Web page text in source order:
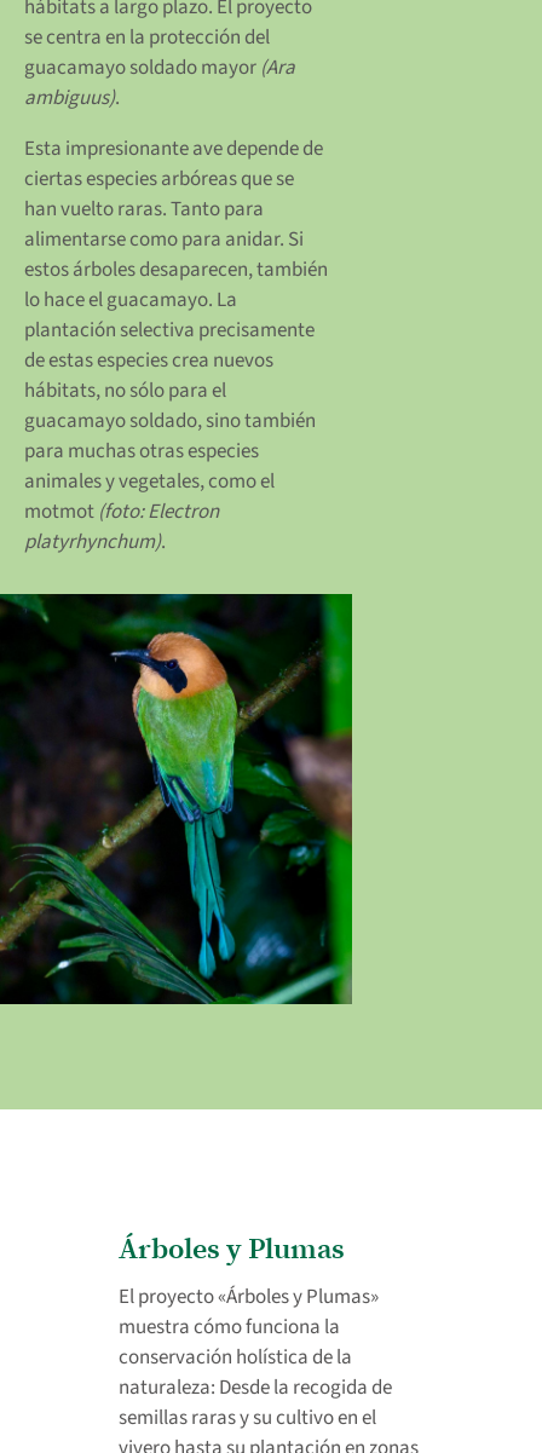
hábitats a largo plazo. El proyecto
se centra en la protección del
guacamayo soldado mayor (Ara
ambiguus).
Esta impresionante ave depende de
ciertas especies arbóreas que se
han vuelto raras. Tanto para
alimentarse como para anidar. Si
estos árboles desaparecen, también
lo hace el guacamayo. La
plantación selectiva precisamente
de estas especies crea nuevos
hábitats, no sólo para el
guacamayo soldado, sino también
para muchas otras especies
animales y vegetales, como el
motmot (foto: Electron
platyrhynchum).
Árboles y Plumas
El proyecto «Árboles y Plumas»
muestra cómo funciona la
conservación holística de la
naturaleza: Desde la recogida de
semillas raras y su cultivo en el